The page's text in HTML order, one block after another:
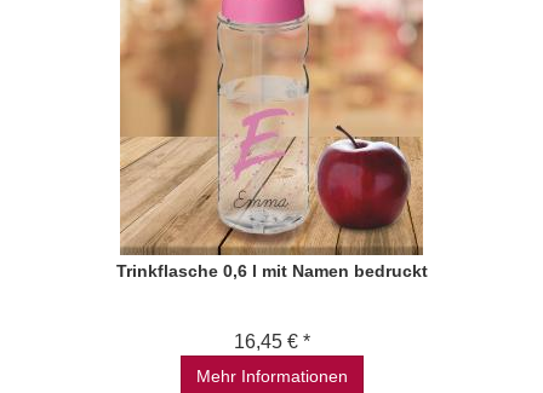
Trinkflasche 0,6 l mit Namen bedruckt
16,45 € *
Mehr Informationen